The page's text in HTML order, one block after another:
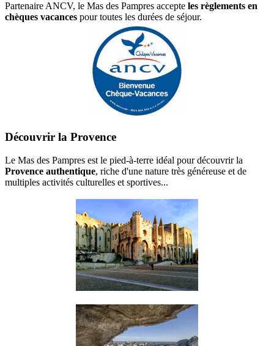
Partenaire ANCV, le Mas des Pampres accepte les règlements en
chèques vacances pour toutes les durées de séjour.
Découvrir la Provence
Le Mas des Pampres est le pied-à-terre idéal pour découvrir la
Provence authentique, riche d'une nature très généreuse et de
multiples activités culturelles et sportives...